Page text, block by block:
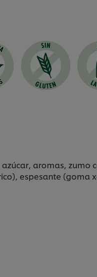
aromas, zumo
espesante (goma